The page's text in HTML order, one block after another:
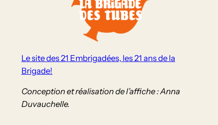
Le site des 21 Embrigadées, les 21 ans de la
Brigade!
Conception et réalisation de l’affiche : Anna
Duvauchelle.